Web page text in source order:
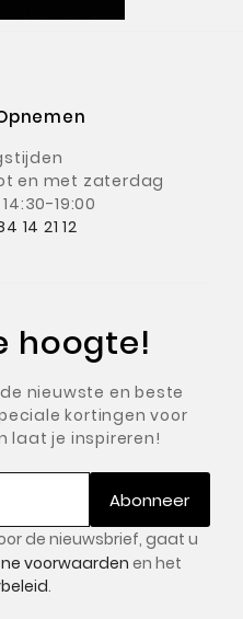
en met zaterdag
14:30-19:00
14 21 12
hoogte!
nieuwste en beste
kortingen voor
laat je inspireren!
Abonneer
de nieuwsbrief, gaat u
voorwaardenen het
.